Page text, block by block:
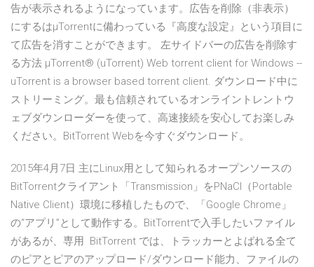
告が表示されるようになっています。広告を削除（非表示）
にするはμTorrentに備わっている『高度な設定』という項目に
て広告を消すことができます。 左サイドバーの広告を削除す
る方法 µTorrent® (uTorrent) Web torrent client for Windows --
uTorrent is a browser based torrent client. ダウンロード中に
ストリーミング。最も信頼されているオンライントレントウ
ェブダウンローダーを使って、高速接続を安心してお楽しみ
ください。BitTorrent Webを今すぐダウンロード。
2015年4月7日 主にLinux用として知られるオープンソースの
BitTorrentクライアント「Transmission」をPNaCl（Portable
Native Client）環境に移植したもので、「Google Chrome」
の“アプリ”として動作する。BitTorrentで入手したいファイル
があるが、専用 BitTorrent では、トラッカーとよばれる全て
のピアとピアのアップロード/ダウンロード能力、ファイルの